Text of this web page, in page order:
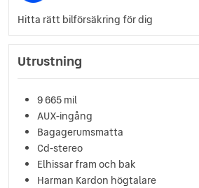
Hitta rätt bilförsäkring för dig
Utrustning
9 665 mil
AUX-ingång
Bagagerumsmatta
Cd-stereo
Elhissar fram och bak
Harman Kardon högtalare